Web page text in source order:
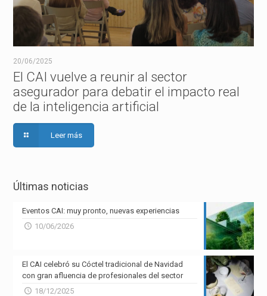
20/06/2025
El CAI vuelve a reunir al sector
asegurador para debatir el impacto real
de la inteligencia artificial
Leer más
Últimas noticias
Eventos CAI: muy pronto, nuevas experiencias
10/06/2026
El CAI celebró su Cóctel tradicional de Navidad
con gran afluencia de profesionales del sector
18/12/2025